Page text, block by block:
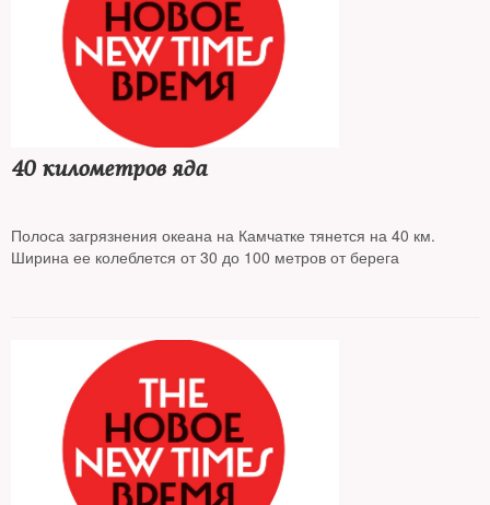
40 километров яда
Полоса загрязнения океана на Камчатке тянется на 40 км.
Ширина ее колеблется от 30 до 100 метров от берега